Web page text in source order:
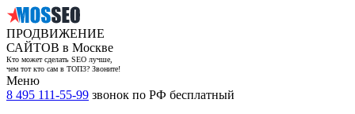
ПРОДВИЖЕНИЕ
САЙТОВ в Москве
Кто может сделать SEO лучше,
чем тот кто сам в ТОП3? Звоните!
Меню
8 495 111-55-99 звонок по РФ бесплатный